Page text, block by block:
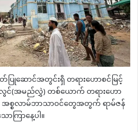
ြုဆောင်အတွင်းရှိ တရားဟောစင်မြင့်
လွင်(အမည်လွှဲ) တစ်ယောက် တရားဟော
စ္စလာမ်ဘာသာဝင်တွေအတွက် ရာမ်ဇန်
ကြာနေ့ပါ။